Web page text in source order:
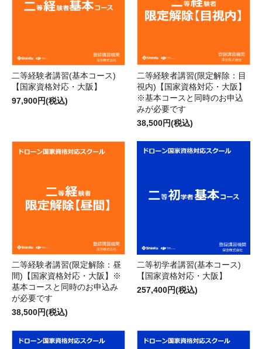
二等経験者講習(基本コース)
【国家資格対応・大阪】
97,900円(税込)
二等経験者講習(限定解除：目
視内)【国家資格対応・大阪】
※基本コースと同時のお申込
みが必要です
38,500円(税込)
二等経験者講習(限定解除：昼
間)【国家資格対応・大阪】※
基本コースと同時のお申込み
が必要です
38,500円(税込)
二等初学者講習(基本コース)
【国家資格対応・大阪】
257,400円(税込)